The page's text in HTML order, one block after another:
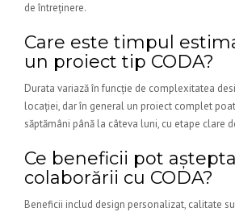
de întreținere.
Care este timpul
un proiect tip CODA?
Durata variază în funcție de complexitatea
locației, dar în general un proiect complet
săptămâni până la câteva luni, cu etape clare
Ce beneficii pot
colaborării cu CODA?
Beneficii includ design personalizat, calitate